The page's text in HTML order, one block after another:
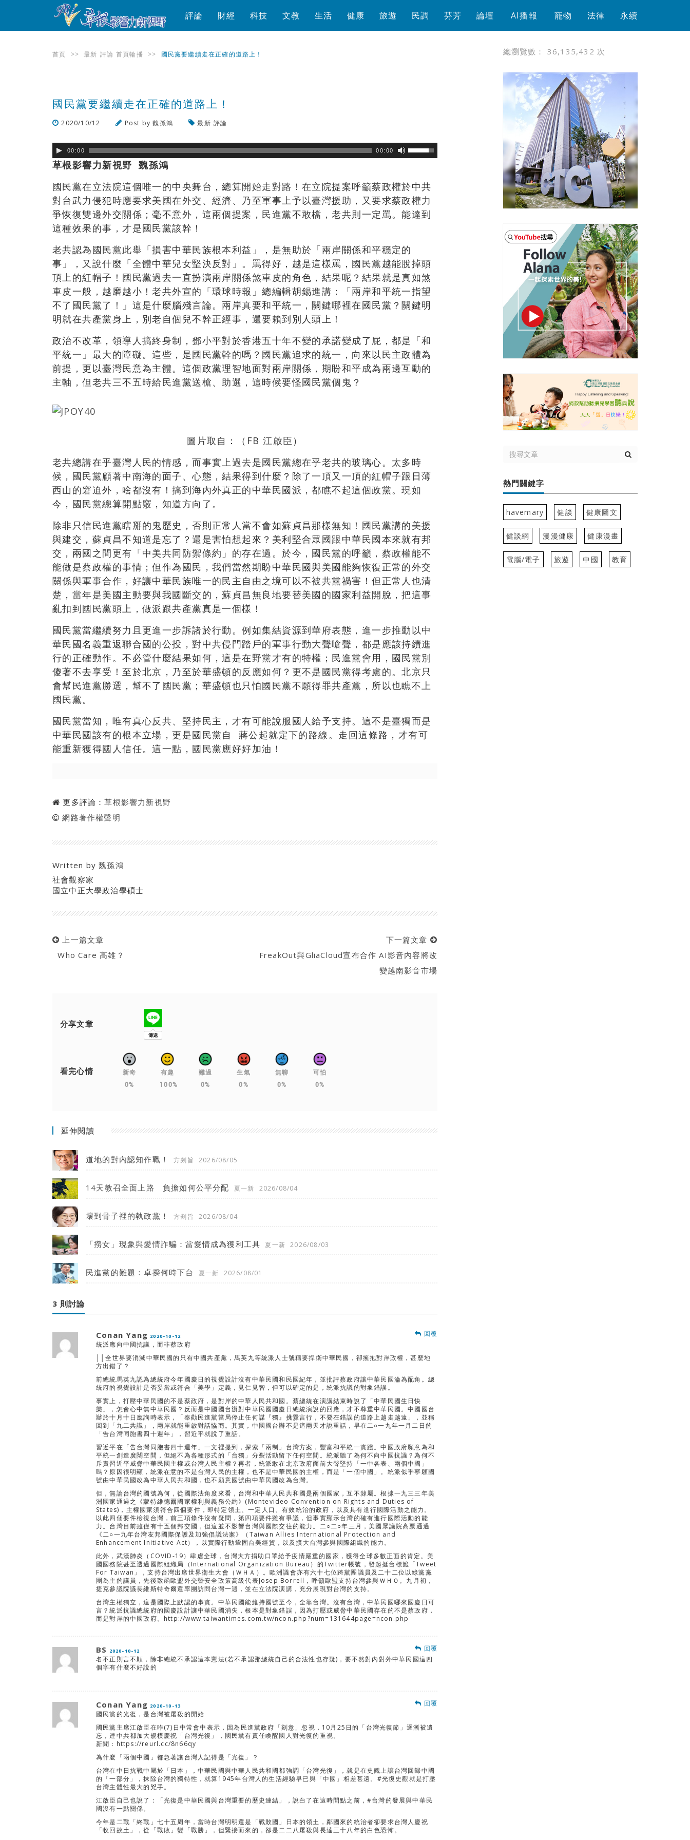
評論 財經 科技 文教 生活 健康 旅遊 民調 芬芳 論壇 AI播報 寵物 法律 永續
首頁 >> 最新 評論 首頁輪播 >> 國民黨要繼續走在正確的道路上！
國民黨要繼續走在正確的道路上！
2020/10/12 Post by魏孫鴻 最新 評論
00:00 00:00
草根影響力新視野 魏孫鴻
國民黨在立法院這個唯一的中央舞台，總算開始走對路！在立院提案呼籲蔡政權於中共
對台武力侵犯時應要求美國在外交、經濟、乃至軍事上予以臺灣援助，又要求蔡政權力
爭恢復雙邊外交關係；毫不意外，這兩個提案，民進黨不敢檔，老共則一定罵。能達到
這種效果的事，才是國民黨該幹！
老共認為國民黨此舉「損害中華民族根本利益」，是無助於「兩岸關係和平穩定的
事」，又說什麼「全體中華兒女堅決反對」。罵得好，越是這樣罵，國民黨越能脫掉頭
頂上的紅帽子！國民黨過去一直扮演兩岸關係煞車皮的角色，結果呢？結果就是真如煞
車皮一般，越磨越小！老共外宣的「環球時報」總編輯胡錫進講：「兩岸和平統一指望
不了國民黨了！」這是什麼腦殘言論。兩岸真要和平統一，關鍵哪裡在國民黨？關鍵明
明就在共產黨身上，別老自個兒不幹正經事，還要賴到別人頭上！
政治不改革，領導人搞終身制，鄧小平對於香港五十年不變的承諾變成了屁，都是「和
平統一」最大的障礙。這些，是國民黨幹的嗎？國民黨追求的統一，向來以民主政體為
前提，更以臺灣民意為主體。這個政黨理智地面對兩岸關係，期盼和平成為兩邊互動的
主軸，但老共三不五時給民進黨送槍、助選，這時候要怪國民黨個鬼？
圖片取自：（FB江啟臣 ）
老共總講在乎臺灣人民的情感，而事實上過去是國民黨總在乎老共的玻璃心。太多時
候，國民黨顧著中南海的面子、心態，結果得到什麼？除了一頂又一頂的紅帽子跟日薄
西山的窘迫外，啥都沒有！搞到海內外真正的中華民國派，都瞧不起這個政黨。現如
今，國民黨總算開點竅，知道方向了。
除非只信民進黨瞎掰的鬼歷史，否則正常人當不會如蘇貞昌那樣無知！國民黨講的美援
與建交，蘇貞昌不知道是忘了？還是害怕想起來？美利堅合眾國跟中華民國本來就有邦
交，兩國之間更有「中美共同防禦條約」的存在過。於今，國民黨的呼籲，蔡政權能不
能做是蔡政權的事情；但作為國民，我們當然期盼中華民國與美國能夠恢復正常的外交
關係與軍事合作，好讓中華民族唯一的民主自由之境可以不被共黨禍害！但正常人也清
楚，當年是美國主動要與我國斷交的，蘇貞昌無良地要替美國的國家利益開脫，把這事
亂扣到國民黨頭上，做派跟共產黨真是一個樣！
國民黨當繼續努力且更進一步訴諸於行動。例如集結資源到華府表態，進一步推動以中
華民國名義重返聯合國的公投，對中共侵門踏戶的軍事行動大聲嗆聲，都是應該持續進
行的正確動作。不必管什麼結果如何，這是在野黨才有的特權；民進黨會用，國民黨別
傻著不去享受！至於北京，乃至於華盛頓的反應如何？更不是國民黨得考慮的。北京只
會幫民進黨勝選，幫不了國民黨；華盛頓也只怕國民黨不願得罪共產黨，所以也瞧不上
國民黨。
國民黨當知，唯有真心反共、堅持民主，才有可能說服國人給予支持。這不是臺獨而是
中華民國該有的根本立場，更是國民黨自 蔣公起就定下的路線。走回這條路，才有可
能重新獲得國人信任。這一點，國民黨應好好加油！
更多評論：草根影響力新視野
網路著作權聲明
Written by魏孫鴻
社會觀察家
國立中正大學政治學碩士
上一篇文章
Who Care 高雄？
下一篇文章
FreakOut與GliaCloud宣布合作 AI影音內容將改
變越南影音市場
分享文章
看完心情
新奇
0%
有趣
100%
難過
0%
生氣
0%
無聊
0%
可怕
0%
延伸閱讀
道地的對內認知作戰！ 方剡旨 2026/08/05
14天教召全面上路 負擔如何公平分配 夏一新 2026/08/04
壞到骨子裡的執政黨！ 方剡旨 2026/08/04
「撈女」現象與愛情詐騙：當愛情成為獲利工具 夏一新 2026/08/03
民進黨的難題：卓揆何時下台 夏一新 2026/08/01
3 則討論
Conan Yang 2020-10-12
統派應向中國抗議，而非蔡政府
││全世界要消滅中華民國的只有中國共產黨，馬英九等統派人士號稱要捍衛中華民國，卻擁抱對岸政權，甚麼地
方出錯了？
前總統馬英九認為總統府今年國慶日的視覺設計沒有中華民國和民國紀年，並批評蔡政府讓中華民國淪為配角。總
統府的視覺設計是否妥當或符合「美學」定義，見仁見智，但可以確定的是，統派抗議的對象錯誤。
事實上，打壓中華民國的不是蔡政府，是對岸的中華人民共和國。蔡總統在演講結束時說了「中華民國生日快
樂」，怎會心中無中華民國？反而是中國國台辦對中華民國國慶日總統演說的回應，才不尊重中華民國。中國國台
辦於十月十日應詢時表示，「奉勸民進黨當局停止任何謀『獨』挑釁言行，不要在錯誤的道路上越走越遠」，並稱
回到「九二共識」，兩岸就能重啟對話協商。其實，中國國台辦不是這兩天才說重話，早在二○一九年一月二日的
「告台灣同胞書四十週年」，習近平就說了重話。
習近平在「告台灣同胞書四十週年」一文裡提到，探索「兩制」台灣方案，豐富和平統一實踐。中國政府願意為和
平統一創造廣闊空間，但絕不為各種形式的「台獨」分裂活動留下任何空間。統派聽了為何不向中國抗議？為何不
斥責習近平威脅中華民國主權或台灣人民主權？再者，統派敢在北京政府面前大聲堅持「一中各表、兩個中國」
嗎？原因很明顯，統派在意的不是台灣人民的主權，也不是中華民國的主權，而是「一個中國」。統派似乎寧願國
號由中華民國改為中華人民共和國，也不願意國號由中華民國改為台灣。
但，無論台灣的國號為何，從國際法角度來看，台灣和中華人民共和國是兩個國家，互不隸屬。根據一九三三年美
洲國家通過之《蒙特維德爾國家權利與義務公約》(Montevideo Convention on Rights and Duties of
States)，主權國家須符合四個要件，即特定領土、一定人口、有效統治的政府，以及具有進行國際活動之能力。
以此四個要件檢視台灣，前三項條件沒有疑問，第四項要件雖有爭議，但事實顯示台灣的確有進行國際活動的能
力。台灣目前雖僅有十五個邦交國，但這並不影響台灣與國際交往的能力。二○二○年三月，美國眾議院高票通過
《二○一九年台灣友邦國際保護及加強倡議法案》（Taiwan Allies International Protection and
Enhancement Initiative Act），以實際行動鞏固台美經貿，以及擴大台灣參與國際組織的能力。
此外，武漢肺炎（COVID-19）肆虐全球，台灣大方捐助口罩給予疫情嚴重的國家，獲得全球多數正面的肯定。美
國國務院甚至透過國際組織局（International Organization Bureau）的Twitter帳號，發起挺台標籤「Tweet
For Taiwan」，支持台灣出席世界衛生大會（ＷＨＡ）。歐洲議會亦有六十七位跨黨團議員及二十二位以綠黨黨
團為主的議員，先後致函歐盟外交暨安全政策高級代表Josep Borrell，呼籲歐盟支持台灣參與ＷＨＯ。九月初，
捷克參議院議長維斯特奇爾還率團訪問台灣一週，並在立法院演講，充分展現對台灣的支持。
台灣主權獨立，這是國際上默認的事實。中華民國能維持國號至今，全靠台灣。沒有台灣，中華民國哪來國慶日可
言？統派抗議總統府的國慶設計讓中華民國消失，根本是對象錯誤，因為打壓或威脅中華民國存在的不是蔡政府，
而是對岸的中國政府。http://www.taiwantimes.com.tw/ncon.php?num=131644page=ncon.php
回覆
BS 2020-10-12
名不正則言不順，除非總統不承認這本憲法(若不承認那總統自己的合法性也存疑)，要不然對內對外中華民國這四
個字有什麼不好說的
回覆
Conan Yang 2020-10-13
國民黨的光復，是台灣被屠殺的開始
國民黨主席江啟臣在昨(7)日中常會中表示，因為民進黨政府「刻意」忽視，10月25日的「台灣光復節」逐漸被遺
忘，連中共都加大規模慶祝「台灣光復」，國民黨有責任喚醒國人對光復的重視。
新聞：https://reurl.cc/8n66qy
為什麼「兩個中國」都急著讓台灣人記得是「光復」？
台灣在中日抗戰中屬於「日本」，中華民國與中華人民共和國都強調「台灣光復」，就是在史觀上讓台灣回歸中國
的「一部分」，抹除台灣的獨特性，就算1945年台灣人的生活經驗早已與「中國」相差甚遠。#光復史觀就是打壓
台灣主體性最大的兇手。
江啟臣自己也說了：「光復是中華民國與台灣重要的歷史連結」，說白了在這時間點之前，#台灣的發展與中華民
國沒有一點關係。
今年是二戰「終戰」七十五周年，當時台灣明明還是「戰敗國」日本的領土，鄰國來的統治者卻要求台灣人慶祝
「收回故土」，從「戰敗」變「戰勝」，但緊接而來的，卻是二二八屠殺與長達三十八年的白色恐怖。
回覆
總瀏覽數： 36,135,432 次
熱門關鍵字
havemary 健談 健康圖文
健談網 漫漫健康 健康漫畫
電腦/電子 旅遊 中國 教育